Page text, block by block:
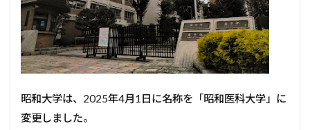
昭和大学は、2025年4月1日に名称を「昭和医科大学」に
変更しました。